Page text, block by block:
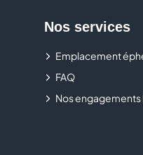
Nos services
Emplacement
FAQ
Nos engagements